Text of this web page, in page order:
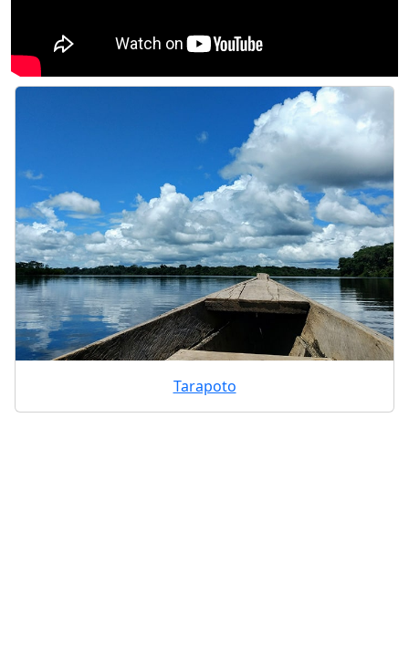
Tarapoto